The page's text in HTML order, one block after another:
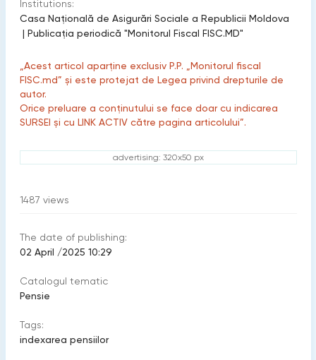
Institutions:
Casa Națională de Asigurări Sociale a Republicii Moldova
| Publicaţia periodică "Monitorul Fiscal FISC.MD"
„Acest articol aparține exclusiv P.P. „Monitorul fiscal
FISC.md” și este protejat de Legea privind drepturile de
autor.
Orice preluare a conținutului se face doar cu indicarea
SURSEI și cu LINK ACTIV către pagina articolului”.
advertising: 320x50 px
1487 views
The date of publishing:
02 April /2025 10:29
Catalogul tematic
Pensie
Tags:
indexarea pensiilor